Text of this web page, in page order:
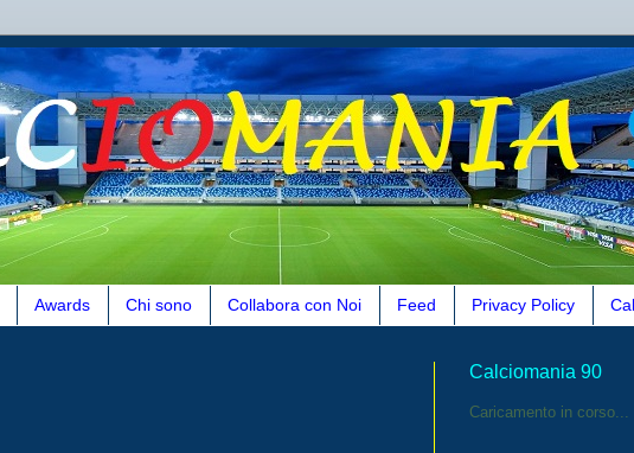
Awards Chi sono Collabora con Noi Feed Privacy Policy
Calciomania 90
Caricamento in corso...